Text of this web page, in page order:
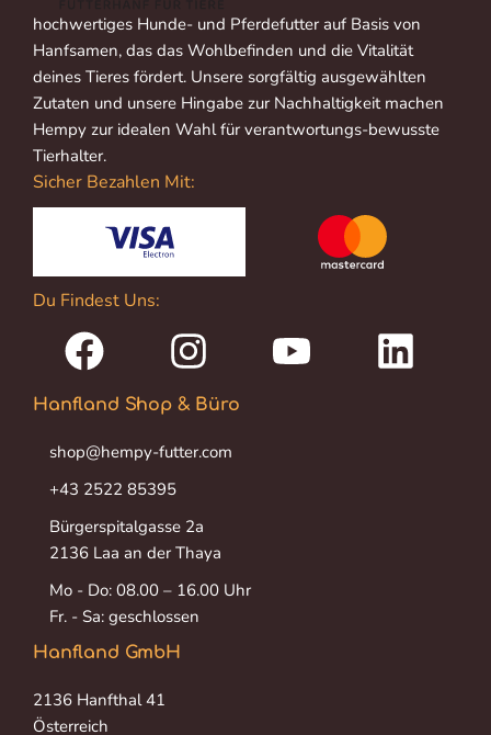
hochwertiges Hunde- und Pferdefutter auf Basis von
Hanfsamen, das das Wohlbefinden und die Vitalität
deines Tieres fördert. Unsere sorgfältig ausgewählten
Zutaten und unsere Hingabe zur Nachhaltigkeit machen
Hempy zur idealen Wahl für verantwortungs-bewusste
Tierhalter.
Sicher Bezahlen Mit:
Du Findest Uns:
Hanfland Shop & Büro
shop@hempy-futter.com
+43 2522 85395
Bürgerspitalgasse 2a
2136 Laa an der Thaya
Mo - Do: 08.00 – 16.00 Uhr
Fr. - Sa: geschlossen
Hanfland GmbH
2136 Hanfthal 41
Österreich